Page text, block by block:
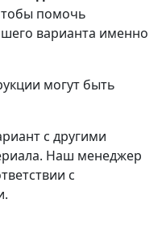
помочь
варианта именно
могут быть
с другими
Наш менеджер
с